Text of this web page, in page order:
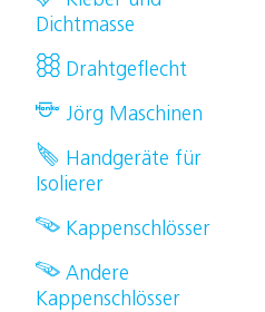
Dichtmasse
Drahtgeflecht
Jörg Maschinen
Handgeräte für
Isolierer
Kappenschlösser
Andere
Kappenschlösser